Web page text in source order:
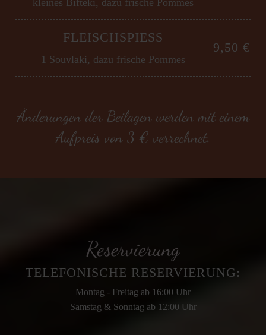
FLEISCHSPIESS
1 Souvlaki, dazu frische Pommes
9,50 €
Änderungen der Beilagen werden mit einem
Aufpreis von 3 € verrechnet.
Reservierung
TELEFONISCHE RESERVIERUNG:
Montag - Freitag ab 16:00 Uhr
Samstag & Sonntag ab 12:00 Uhr